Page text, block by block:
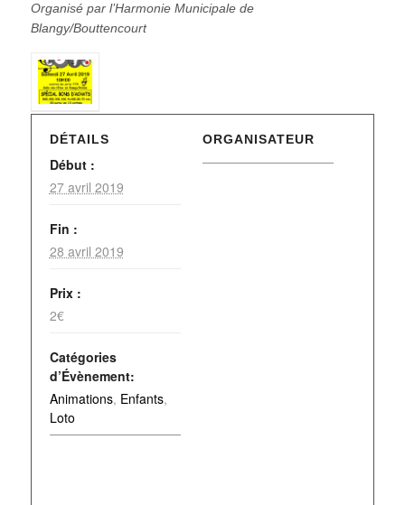
Organisé par l’Harmonie Municipale de
Blangy/Bouttencourt
DÉTAILS
Début :
27 avril 2019
Fin :
28 avril 2019
Prix :
2€
Catégories
d’Évènement:
Animations, Enfants,
Loto
ORGANISATEUR